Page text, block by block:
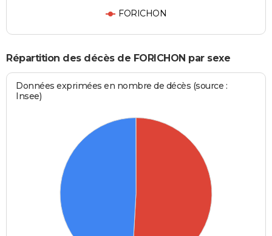
FORICHON
Répartition des décès de FORICHON par sexe
Données exprimées en nombre de décès (source :
Insee)